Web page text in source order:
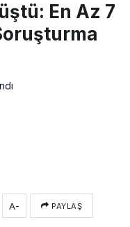
En Az 7
A- PAYLAŞ